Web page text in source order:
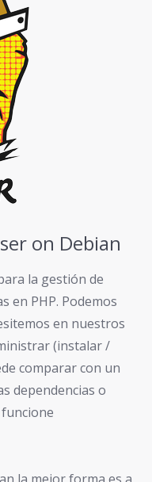
on Debian
la gestión de
en PHP. Podemos
en nuestros
(instalar /
comparar con un
dependencias o